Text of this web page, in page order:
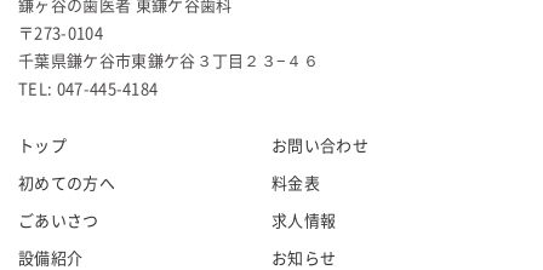
鎌ヶ谷の歯医者 東鎌ケ谷歯科
〒273-0104
千葉県鎌ケ谷市東鎌ケ谷３丁目２３−４６
TEL: 047-445-4184
トップ
初めての方へ
ごあいさつ
設備紹介
お問い合わせ
料金表
求人情報
お知らせ